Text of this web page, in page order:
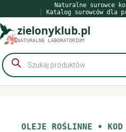
do
treści
Naturalne surowce
Katalog surowców dla
zielonyklub.pl
NATURALNE LABORATORIUM
Wyszukiwarka
produktów
OLEJE ROŚLINNE •